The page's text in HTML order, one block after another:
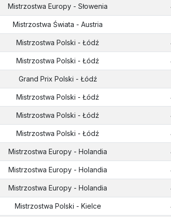
Mistrzostwa Europy - Słowenia
Mistrzostwa Świata - Austria
Mistrzostwa Polski - Łódź
Mistrzostwa Polski - Łódź
Grand Prix Polski - Łódź
Mistrzostwa Polski - Łódź
Mistrzostwa Polski - Łódź
Mistrzostwa Polski - Łódź
Mistrzostwa Europy - Holandia
Mistrzostwa Europy - Holandia
Mistrzostwa Europy - Holandia
Mistrzostwa Polski - Kielce